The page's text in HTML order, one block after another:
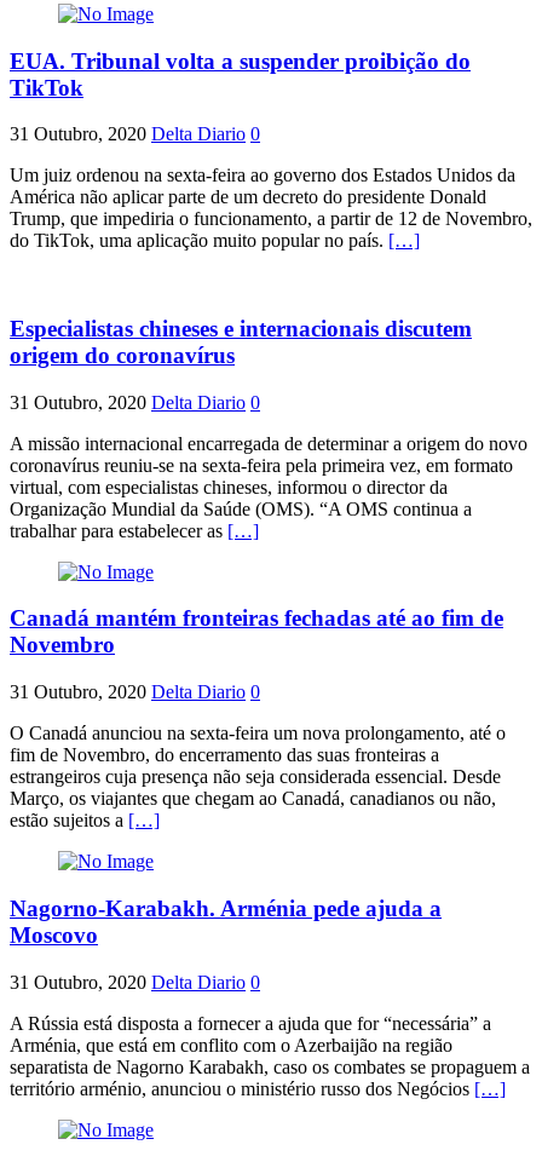
EUA. Tribunal volta a suspender proibição do
TikTok
31 Outubro, 2020 Delta Diario 0
Um juiz ordenou na sexta-feira ao governo dos Estados Unidos da
América não aplicar parte de um decreto do presidente Donald
Trump, que impediria o funcionamento, a partir de 12 de Novembro,
do TikTok, uma aplicação muito popular no país. […]
Especialistas chineses e internacionais discutem
origem do coronavírus
31 Outubro, 2020 Delta Diario 0
A missão internacional encarregada de determinar a origem do novo
coronavírus reuniu-se na sexta-feira pela primeira vez, em formato
virtual, com especialistas chineses, informou o director da
Organização Mundial da Saúde (OMS). “A OMS continua a
trabalhar para estabelecer as […]
Canadá mantém fronteiras fechadas até ao fim de
Novembro
31 Outubro, 2020 Delta Diario 0
O Canadá anunciou na sexta-feira um nova prolongamento, até o
fim de Novembro, do encerramento das suas fronteiras a
estrangeiros cuja presença não seja considerada essencial. Desde
Março, os viajantes que chegam ao Canadá, canadianos ou não,
estão sujeitos a […]
Nagorno-Karabakh. Arménia pede ajuda a
Moscovo
31 Outubro, 2020 Delta Diario 0
A Rússia está disposta a fornecer a ajuda que for “necessária” a
Arménia, que está em conflito com o Azerbaijão na região
separatista de Nagorno Karabakh, caso os combates se propaguem a
território arménio, anunciou o ministério russo dos Negócios […]